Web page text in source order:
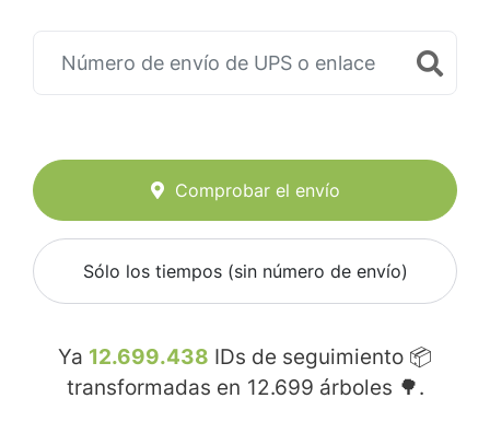
Comprobar el envío
Sólo los tiempos (sin número de envío)
Ya 12.699.438 IDs de seguimiento 📦
transformadas en 12.699 árboles 🌳.